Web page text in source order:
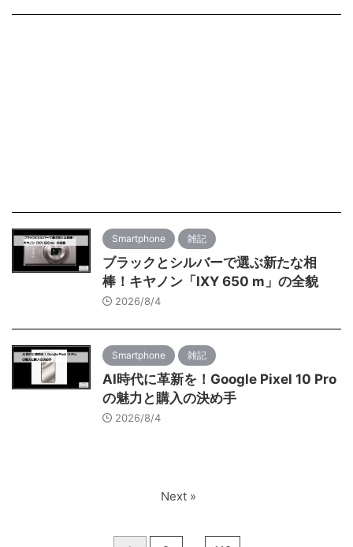
Smartphone 雑記
ブラックとシルバーで選ぶ新たな相
棒！キヤノン「IXY 650 m」の全貌
2026/8/4
Smartphone 雑記
AI時代に革新を！Google Pixel 10 Pro
の魅力と購入の決め手
2026/8/4
Next »